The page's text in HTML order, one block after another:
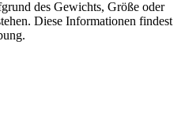
des Gewichts, Größe oder
Diese Informationen findest